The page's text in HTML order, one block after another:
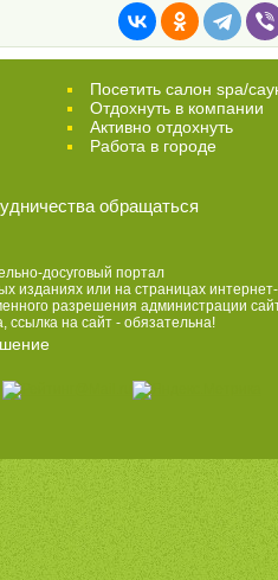
Посетить салон spa/
Отдохнуть в компании
Активно отдохнуть
Работа в городе
обращаться
досуговый портал
изданиях или на страницах интернет-
разрешения администрации
ссылка на сайт - обязательна!